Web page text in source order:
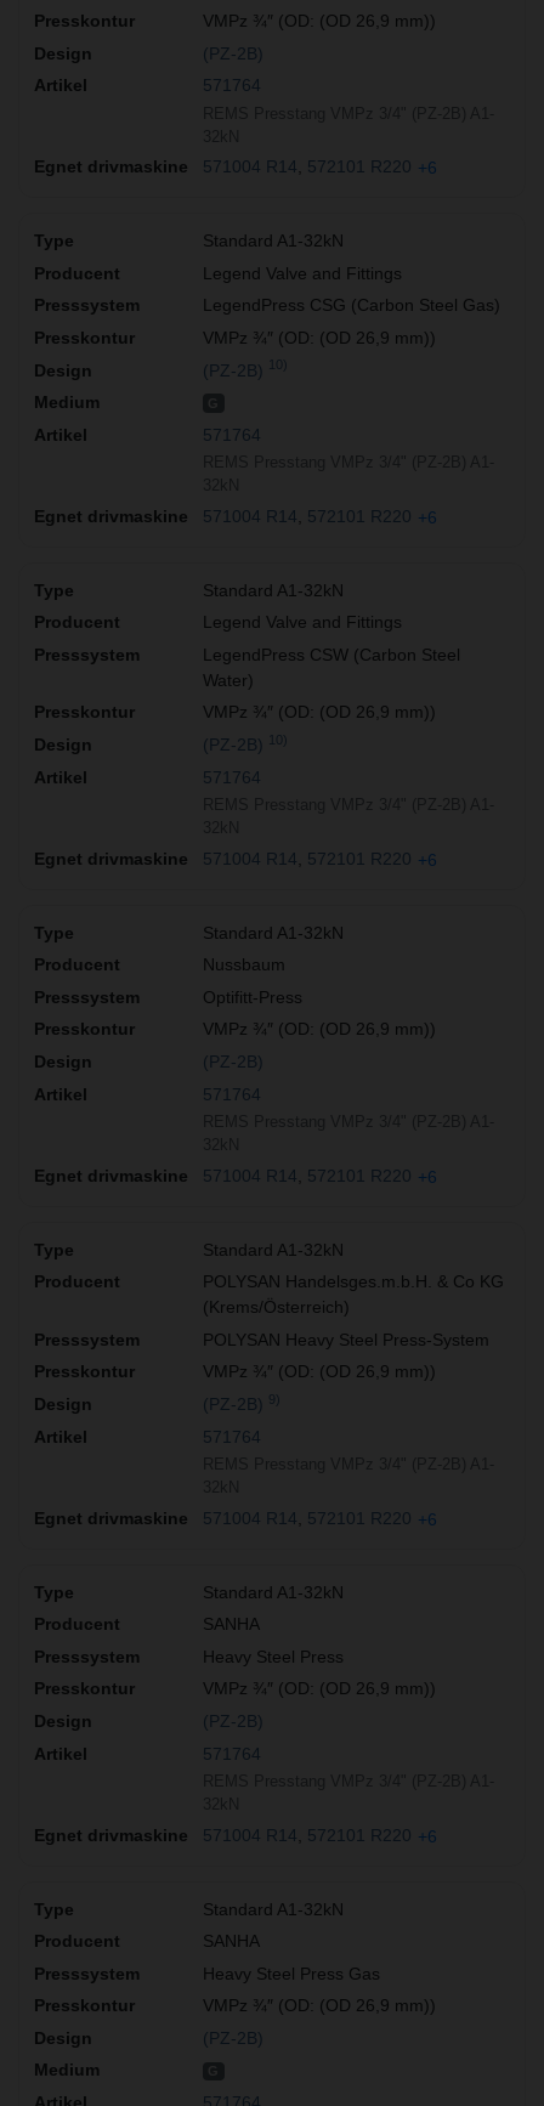
VMPz ¾″ (OD: (OD 26,9 mm))
(PZ-2B)
571764
571004 R14 572101 R220 +6
Standard A1-32kN
Legend Valve and Fittings
LegendPress CSG (Carbon Steel Gas)
VMPz ¾″ (OD: (OD 26,9 mm))
(PZ-2B)
10)
571764
571004 R14 572101 R220 +6
Standard A1-32kN
Legend Valve and Fittings
LegendPress CSW (Carbon Steel
Water)
VMPz ¾″ (OD: (OD 26,9 mm))
(PZ-2B)
10)
571764
571004 R14 572101 R220 +6
Standard A1-32kN
Nussbaum
Optifitt-Press
VMPz ¾″ (OD: (OD 26,9 mm))
(PZ-2B)
571764
571004 R14 572101 R220 +6
Standard A1-32kN
POLYSAN Handelsges.m.b.H. & Co KG
(Krems/Österreich)
POLYSAN Heavy Steel Press-System
VMPz ¾″ (OD: (OD 26,9 mm))
(PZ-2B)
9)
571764
571004 R14 572101 R220 +6
Standard A1-32kN
SANHA
Heavy Steel Press
VMPz ¾″ (OD: (OD 26,9 mm))
(PZ-2B)
571764
571004 R14 572101 R220 +6
Standard A1-32kN
SANHA
Heavy Steel Press Gas
VMPz ¾″ (OD: (OD 26,9 mm))
(PZ-2B)